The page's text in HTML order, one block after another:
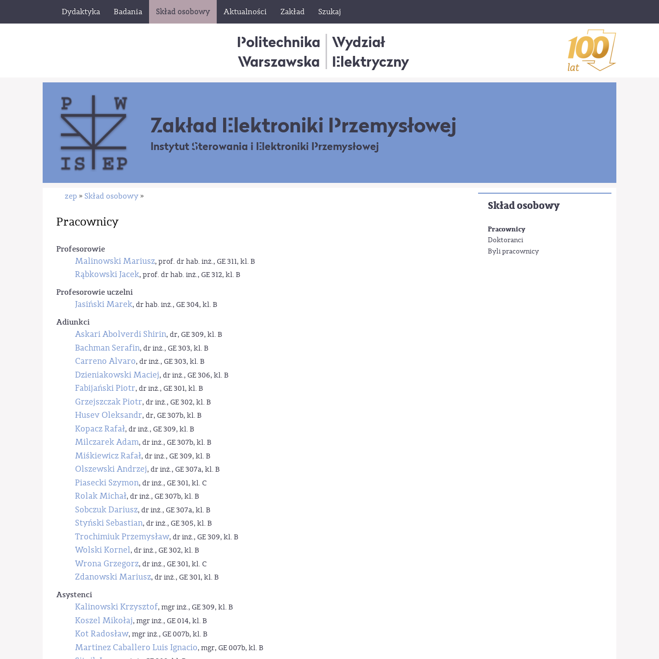
Dydaktyka Badania Skład osobowy Aktualności Zakład Szukaj
Politechnika
Warszawska
Wydział
Elektryczny
Zakład Elektroniki Przemysłowej
Instytut Sterowania i Elektroniki Przemysłowej
Skład osobowy
Pracownicy
Doktoranci
Byli pracownicy
zep » Skład osobowy »
Pracownicy
Profesorowie
Malinowski Mariusz, prof. dr hab. inż., GE 311, kl. B
Rąbkowski Jacek, prof. dr hab. inż., GE 312, kl. B
Profesorowie uczelni
Jasiński Marek, dr hab. inż., GE 304, kl. B
Adiunkci
Askari Abolverdi Shirin, dr, GE 309, kl. B
Bachman Serafin, dr inż., GE 303, kl. B
Carreno Alvaro, dr inż., GE 303, kl. B
Dzieniakowski Maciej, dr inż., GE 306, kl. B
Fabijański Piotr, dr inż., GE 301, kl. B
Grzejszczak Piotr, dr inż., GE 302, kl. B
Husev Oleksandr, dr, GE 307b, kl. B
Kopacz Rafał, dr inż., GE 309, kl. B
Milczarek Adam, dr inż., GE 307b, kl. B
Miśkiewicz Rafał, dr inż., GE 309, kl. B
Olszewski Andrzej, dr inż., GE 307a, kl. B
Piasecki Szymon, dr inż., GE 301, kl. C
Rolak Michał, dr inż., GE 307b, kl. B
Sobczuk Dariusz, dr inż., GE 307a, kl. B
Styński Sebastian, dr inż., GE 305, kl. B
Trochimiuk Przemysław, dr inż., GE 309, kl. B
Wolski Kornel, dr inż., GE 302, kl. B
Wrona Grzegorz, dr inż., GE 301, kl. C
Zdanowski Mariusz, dr inż., GE 301, kl. B
Asystenci
Kalinowski Krzysztof, mgr inż., GE 309, kl. B
Koszel Mikołaj, mgr inż., GE 014, kl. B
Kot Radosław, mgr inż., GE 007b, kl. B
Martinez Caballero Luis Ignacio, mgr, GE 007b, kl. B